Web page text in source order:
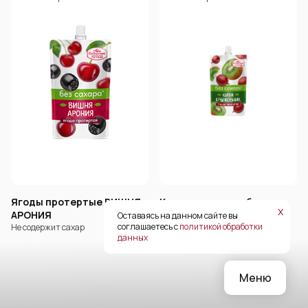
Ягоды протертые ВИШНЯ-
АРОНИЯ
Не содержит сахар
Киви-крыжовник без
сахара
Ароматные ягоды и фрукты
Меню
Оставаясь на данном сайте вы
соглашаетесь сполитикой обработки
данных
х